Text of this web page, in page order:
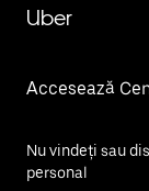
Uber
Accesează
Nu vindeți sau
personal